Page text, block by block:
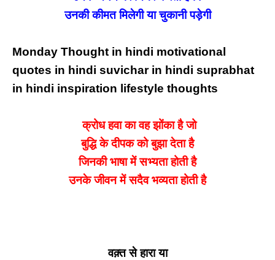
उनकी कीमत मिलेगी या चुकानी पड़ेगी
Monday Thought in hindi motivational
quotes in hindi suvichar in hindi suprabhat
in hindi inspiration lifestyle thoughts
क्रोध हवा का वह झोंका है जो
बुद्धि के दीपक को बुझा देता है
जिनकी भाषा में सभ्यता होती है
उनके जीवन में सदैव भव्यता होती है
वक़्त से हारा या